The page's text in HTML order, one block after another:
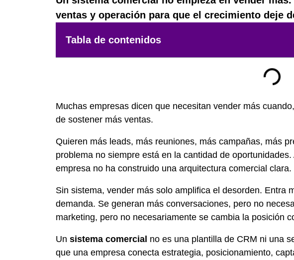
ventas y operación para que el crecimiento deje
Tabla de contenidos
Muchas empresas dicen que necesitan vender más
de sostener más ventas.
Quieren más leads, más reuniones, más campañas, más
problema no siempre está en la cantidad de
empresa no ha construido una arquitectura comercial clara.
Sin sistema, vender más solo amplifica el desorden. Entra
demanda. Se generan más conversaciones, pero no
marketing, pero no necesariamente se cambia la posición
Un sistema comercial no es una plantilla de CRM ni una
que una empresa conecta estrategia, posicionamiento,